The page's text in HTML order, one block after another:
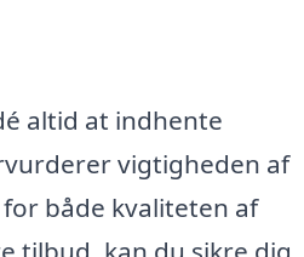
altid at indhente
vigtigheden af
både kvaliteten af